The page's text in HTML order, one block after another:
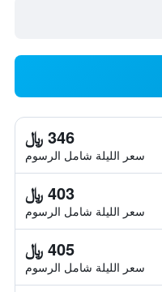
346 ﷼
سعر الليلة شامل الرسوم
403 ﷼
سعر الليلة شامل الرسوم
405 ﷼
سعر الليلة شامل الرسوم